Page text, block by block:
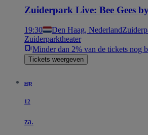
Zuiderpark Live: Bee Gees
19:30 Den Haag, Nederland
Zuiderparktheater
Minder dan 2% van de tickets nog
Tickets weergeven
sep
12
za.